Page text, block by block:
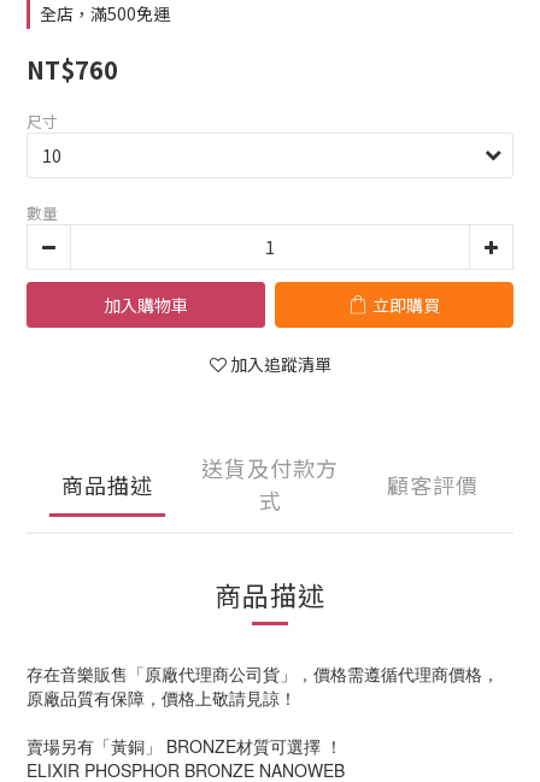
全店，滿500免運
NT$760
尺寸
數量
加入購物車 立即購買
加入追蹤清單
商品描述
送貨及付款方
式
顧客評價
商品描述
存在音樂販售「原廠代理商公司貨」，價格需遵循代理商價格，
原廠品質有保障，價格上敬請見諒！
賣場另有「黃銅」 BRONZE材質可選擇 ！
ELIXIR PHOSPHOR BRONZE NANOWEB